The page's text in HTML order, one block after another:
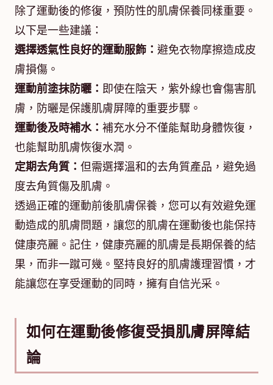
除了運動後的修復，預防性的肌膚保養同樣重要。
以下是一些建議：
選擇透氣性良好的運動服飾： 避免衣物摩擦造成皮
膚損傷。
運動前塗抹防曬： 即使在陰天，紫外線也會傷害肌
膚，防曬是保護肌膚屏障的重要步驟。
運動後及時補水： 補充水分不僅能幫助身體恢復，
也能幫助肌膚恢復水潤。
定期去角質： 但需選擇溫和的去角質產品，避免過
度去角質傷及肌膚。
透過正確的運動前後肌膚保養，您可以有效避免運
動造成的肌膚問題，讓您的肌膚在運動後也能保持
健康亮麗。記住，健康亮麗的肌膚是長期保養的結
果，而非一蹴可幾。堅持良好的肌膚護理習慣，才
能讓您在享受運動的同時，擁有自信光采。
如何在運動後修復受損肌膚屏障結
論